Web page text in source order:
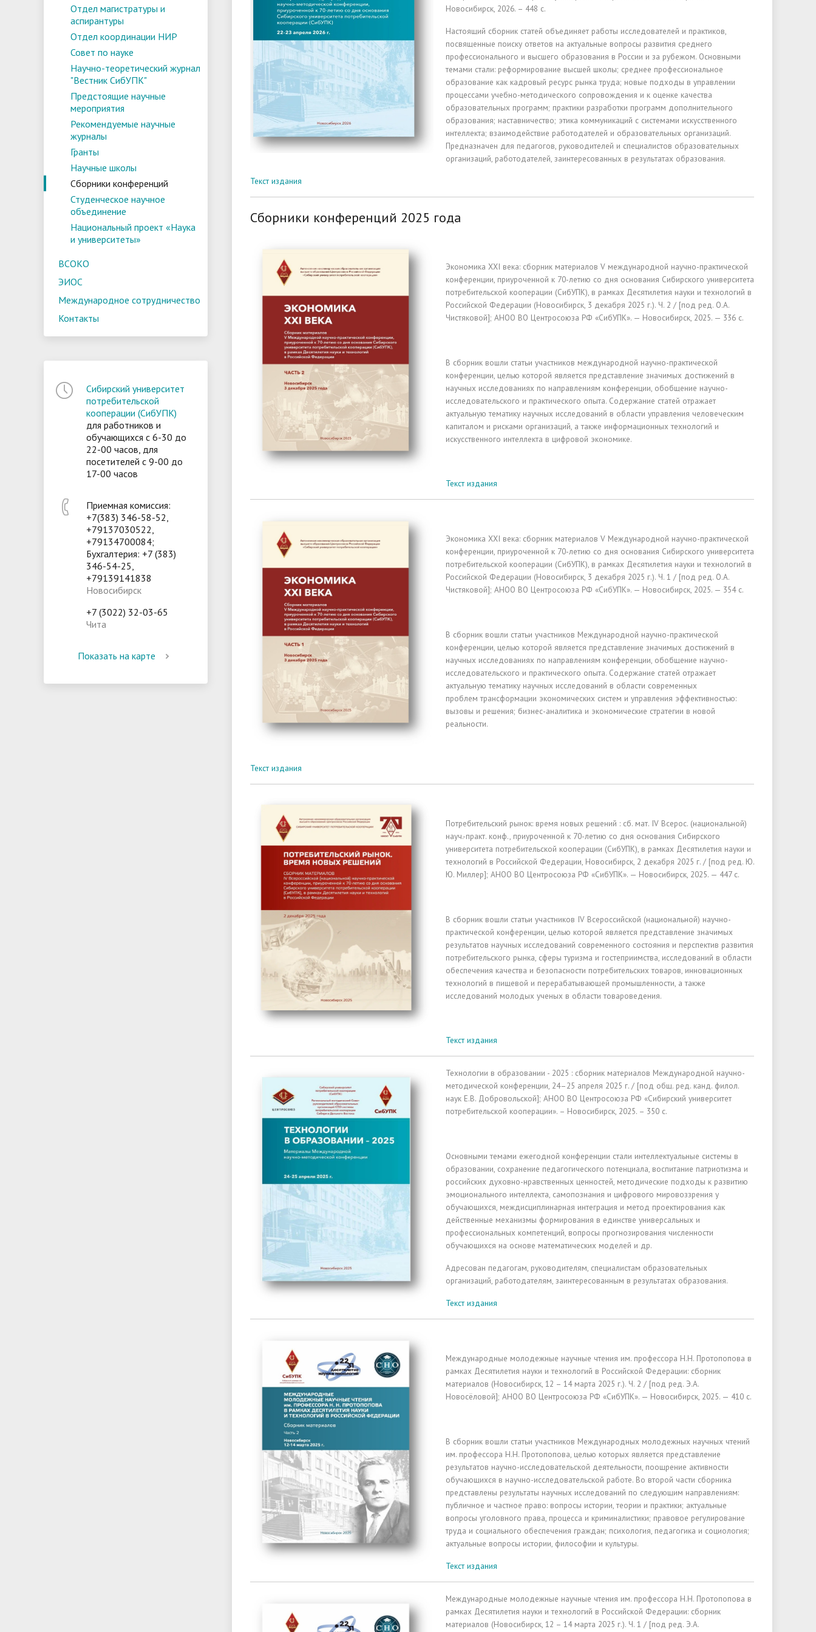
Отдел магистратуры и
аспирантуры
Отдел координации НИР
Совет по науке
Научно-теоретический журнал
"Вестник СибУПК"
Предстоящие научные
мероприятия
Рекомендуемые научные
журналы
Гранты
Научные школы
Сборники конференций
Студенческое научное
объединение
Национальный проект «Наука
и университеты»
ВСОКО
ЭИОС
Международное сотрудничество
Контакты
Сибирский университет
потребительской
кооперации (СибУПК)
для работников и
обучающихся с 6-30 до
22-00 часов, для
посетителей с 9-00 до
17-00 часов
Приемная комиссия:
+7(383) 346-58-52,
+79137030522,
+79134700084;
Бухгалтерия: +7 (383)
346-54-25,
+79139141838
Новосибирск
+7 (3022) 32-03-65
Чита
Показать на карте
Новосибирск, 2026. – 448 с.
Настоящий сборник статей объединяет работы исследователей и практиков,
посвященные поиску ответов на актуальные вопросы развития среднего
профессионального и высшего образования в России и за рубежом. Основными
темами стали: реформирование высшей школы; среднее профессиональное
образование как кадровый ресурс рынка труда; новые подходы в управлении
процессами учебно-методического сопровождения и к оценке качества
образовательных программ; практики разработки программ дополнительного
образования; наставничество; этика коммуникаций с системами искусственного
интеллекта; взаимодействие работодателей и образовательных организаций.
Предназначен для педагогов, руководителей и специалистов образовательных
организаций, работодателей, заинтересованных в результатах образования.
Текст издания
Сборники конференций 2025 года
Экономика XXI века: сборник материалов V международной научно-практической
конференции, приуроченной к 70-летию со дня основания Сибирского университета
потребительской кооперации (СибУПК), в рамках Десятилетия науки и технологий в
Российской Федерации (Новосибирск, 3 декабря 2025 г.). Ч. 2 / [под ред. О.А.
Чистяковой]; АНОО ВО Центросоюза РФ «СибУПК». — Новосибирск, 2025. — 336 с.
В сборник вошли статьи участников международной научно-практической
конференции, целью которой является представление значимых достижений в
научных исследованиях по направлениям конференции, обобщение научно-
исследовательского и практического опыта. Содержание статей отражает
актуальную тематику научных исследований в области управления человеческим
капиталом и рисками организаций, а также информационных технологий и
искусственного интеллекта в цифровой экономике.
Текст издания
Экономика XXI века: сборник материалов V Международной научно-практической
конференции, приуроченной к 70-летию со дня основания Сибирского университета
потребительской кооперации (СибУПК), в рамках Десятилетия науки и технологий в
Российской Федерации (Новосибирск, 3 декабря 2025 г.). Ч. 1 / [под ред. О.А.
Чистяковой]; АНОО ВО Центросоюза РФ «СибУПК». — Новосибирск, 2025. — 354 с.
В сборник вошли статьи участников Международной научно-практической
конференции, целью которой является представление значимых достижений в
научных исследованиях по направлениям конференции, обобщение научно-
исследовательского и практического опыта. Содержание статей отражает
актуальную тематику научных исследований в области современных
проблем трансформации экономических систем и управления эффективностью:
вызовы и решения; бизнес-аналитика и экономические стратегии в новой
реальности.
Текст издания
Потребительский рынок: время новых решений : сб. мат. IV Всерос. (национальной)
науч.-практ. конф., приуроченной к 70-летию со дня основания Сибирского
университета потребительской кооперации (СибУПК), в рамках Десятилетия науки и
технологий в Российской Федерации, Новосибирск, 2 декабря 2025 г. / [под ред. Ю.
Ю. Миллер]; АНОО ВО Центросоюза РФ «СибУПК». — Новосибирск, 2025. — 447 с.
В сборник вошли статьи участников IV Всероссийской (национальной) научно-
практической конференции, целью которой является представление значимых
результатов научных исследований современного состояния и перспектив развития
потребительского рынка, сферы туризма и гостеприимства, исследований в области
обеспечения качества и безопасности потребительских товаров, инновационных
технологий в пищевой и перерабатывающей промышленности, а также
исследований молодых ученых в области товароведения.
Текст издания
Технологии в образовании - 2025 : сборник материалов Международной научно-
методической конференции, 24–25 апреля 2025 г. / [под общ. ред. канд. филол.
наук Е.В. Добровольской]; АНОО ВО Центросоюза РФ «Сибирский университет
потребительской кооперации». – Новосибирск, 2025. – 350 с.
Основными темами ежегодной конференции стали интеллектуальные системы в
образовании, сохранение педагогического потенциала, воспитание патриотизма и
российских духовно-нравственных ценностей, методические подходы к развитию
эмоционального интеллекта, самопознания и цифрового мировоззрения у
обучающихся, междисциплинарная интеграция и метод проектирования как
действенные механизмы формирования в единстве универсальных и
профессиональных компетенций, вопросы прогнозирования численности
обучающихся на основе математических моделей и др.
Адресован педагогам, руководителям, специалистам образовательных
организаций, работодателям, заинтересованным в результатах образования.
Текст издания
Международные молодежные научные чтения им. профессора Н.Н. Протопопова в
рамках Десятилетия науки и технологий в Российской Федерации: сборник
материалов (Новосибирск, 12 – 14 марта 2025 г.). Ч. 2 / [под ред. Э.А.
Новосёловой]; АНОО ВО Центросоюза РФ «СибУПК». — Новосибирск, 2025. — 410 с.
В сборник вошли статьи участников Международных молодежных научных чтений
им. профессора Н.Н. Протопопова, целью которых является представление
результатов научно-исследовательской деятельности, поощрение активности
обучающихся в научно-исследовательской работе. Во второй части сборника
представлены результаты научных исследований по следующим направлениям:
публичное и частное право: вопросы истории, теории и практики; актуальные
вопросы уголовного права, процесса и криминалистики; правовое регулирование
труда и социального обеспечения граждан; психология, педагогика и социология;
актуальные вопросы истории, философии и культуры.
Текст издания
Международные молодежные научные чтения им. профессора Н.Н. Протопопова в
рамках Десятилетия науки и технологий в Российской Федерации: сборник
материалов (Новосибирск, 12 – 14 марта 2025 г.). Ч. 1 / [под ред. Э.А.